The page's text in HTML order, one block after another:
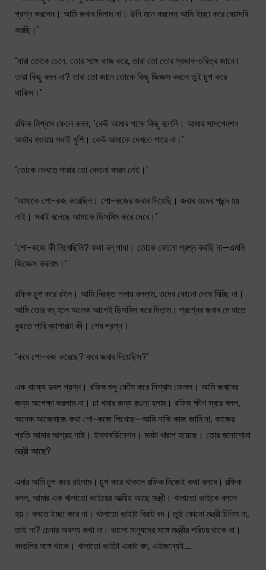
প্রশ্ন করলেন। আমি জবাব দিলাম না। উনি মনে করলেন আমি ইচ্ছা করে বেয়াদবি
করছি।’
‘যারা তোকে চেনে, তোর সঙ্গে কাজ করে, তারা তো তোর স্বভাব-চরিত্র জানে।
তারা কিছু বলল না? তারা তো জানে তোকে কিছু জিজ্ঞস করলে তুই চুপ করে
থাকিস।’
রফিক নিশ্বাস ফেলে বলল, ‘কেউ আমার পক্ষে কিছু বলেনি। আমার সাসপেনশন
অর্ডার হওয়ায় সবাই খুশি। কেউ আমাকে দেখতে পারে না।’
‘তোকে দেখতে পারার তো কোনো কারণ নেই।’
‘আমাকে শো-কজ করেছিল। শো-কজের জবাব দিয়েছি। জবাব ওদের পছন্দ হয়
নাই। সবাই বলেছে আমাকে ডিসমিস করে দেবে।’
‘শো-কজে কী লিখেছিলি? কথা বল্ গাধা। তোকে কোনো প্রশ্ন করছি না—এমনি
জিজ্ঞেস করলাম।’
রফিক চুপ করে রইল। আমি বিরক্ত গলায় বললাম, ওদের কোনো দোষ দিচ্ছি না।
আমি তোর বস্ হলে অনেক আগেই ডিসমিস করে দিতাম। প্রশ্নের জবাব দে যাতে
বুঝতে পারি ব্যাপারটা কী। শেষ প্রশ্ন।
‘কবে শো-কজ করেছে? কবে জবাব দিয়েছিস?’
এক বাক্যে ডবল প্রশ্ন। রফিক শুধু ফোঁস করে নিশ্বাস ফেলল। আমি জবাবের
জন্য অপেক্ষা করলাম না। চা খাবার জন্য রওনা হলাম। রফিক ক্ষীণ স্বরে বলল,
অনেক আজেবাজে কথা শো-কজে লিখেছে—আমি নাকি কাজ জানি না, কাজের
প্রতি আমার আগ্রহ নাই। ইনসাবর্ডিনেশন। মনটা খারাপ হয়েছে। তোর জানাশোনা
মন্ত্রী আছে?
এবার আমি চুপ করে রইলাম। চুপ করে থাকলে রফিক নিজেই কথা বলবে। রফিক
বলল, আমার এক খালাতো ভাইয়ের আত্মীয় আছে মন্ত্রী। খালাতো ভাইকে বললে
হয়। বলতে ইচ্ছা করে না। খালাতো ভাইটা বিরাট বদ। তুই কোনো মন্ত্রী চিনিস না,
তাই না? চেনার অবশ্য কথা না। ভালো মানুষদের সঙ্গে মন্ত্রীর পরিচয় থাকে না।
বদগুলির সঙ্গে থাকে। খালাতো ভাইটা একটা বদ, এইজন্যেই….